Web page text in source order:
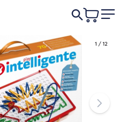
1 / 12
Læg i